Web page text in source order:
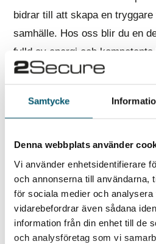
Samtycke
Denna webbplats använder
Vi använder enhetsidentifierare
och annonserna till användarna,
för sociala medier och
vidarebefordrar även sådana
information från din enhet till de
och analysföretag som vi
bidrar till att skapa en
samhälle. Hos oss blir du en
fylld av energi och
expertisområden.
investerar i våra medarbetares
efter att växa tillsammans.
fördelade i Stockholm,
Köpenhamn, och London,
Karlstad, blir du en del av ett
team. Resor i tjänsten kan